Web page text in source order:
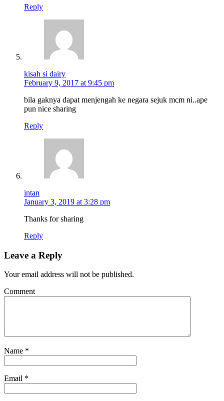
Reply
kisah si dairy
February 9, 2017 at 9:45 pm
bila gaknya dapat menjengah ke negara sejuk mcm ni..ape
pun nice sharing
Reply
intan
January 3, 2019 at 3:28 pm
Thanks for sharing
Reply
Leave a Reply
Your email address will not be published.
Comment
Name *
Email *